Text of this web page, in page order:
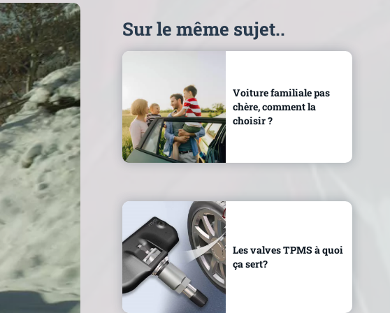
Sur le même sujet..
Voiture familiale pas
chère, comment la
choisir ?
Les valves TPMS à quoi
ça sert?